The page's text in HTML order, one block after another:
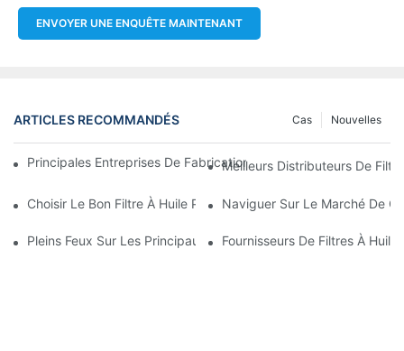
ENVOYER UNE ENQUÊTE MAINTENANT
ARTICLES RECOMMANDÉS Nouvelles
Cas
Principales Entreprises De Fabrication De Filtres À Huile : Un
Meilleurs Distributeurs De
Choisir Le Bon Filtre À Huile Pour Votre Modèle De Véhicule :
Naviguer Sur Le Marché De
Pleins Feux Sur Les Principaux Fabricants De Filtres À Huile Et
Fournisseurs De Filtres À